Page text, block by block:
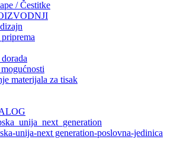
/ Čestitke
materijala za tisak
unija-next generation-poslovna-jedinica